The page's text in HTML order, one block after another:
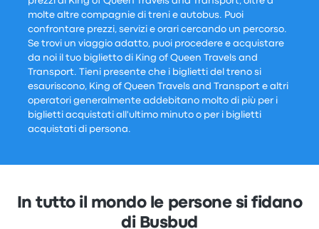
molte altre compagnie di treni e autobus. Puoi
confrontare prezzi, servizi e orari cercando un percorso.
Se trovi un viaggio adatto, puoi procedere e acquistare
da noi il tuo biglietto di King of Queen Travels and
Transport. Tieni presente che i biglietti del treno si
esauriscono, King of Queen Travels and Transport e altri
operatori generalmente addebitano molto di più per i
biglietti acquistati all'ultimo minuto o per i biglietti
acquistati di persona.
In tutto il mondo le persone si fidano
di Busbud